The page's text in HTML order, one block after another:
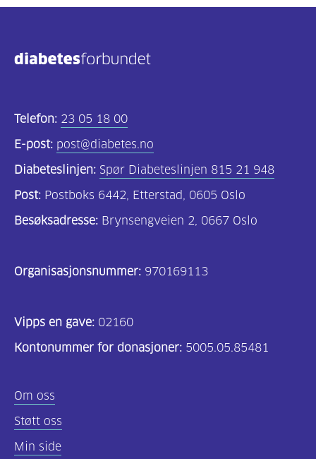
Telefon: 23 05 18 00
E-post: post@diabetes.no
Diabeteslinjen: Spør Diabeteslinjen 815 21 948
Post: Postboks 6442, Etterstad, 0605 Oslo
Besøksadresse: Brynsengveien 2, 0667 Oslo
Organisasjonsnummer: 970169113
Vipps en gave: 02160
Kontonummer for donasjoner: 5005.05.85481
Om oss
Støtt oss
Min side